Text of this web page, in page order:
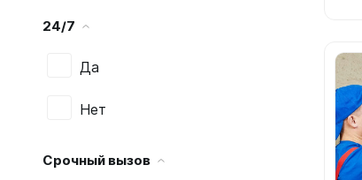
24/7
Да
Нет
Срочный вызов